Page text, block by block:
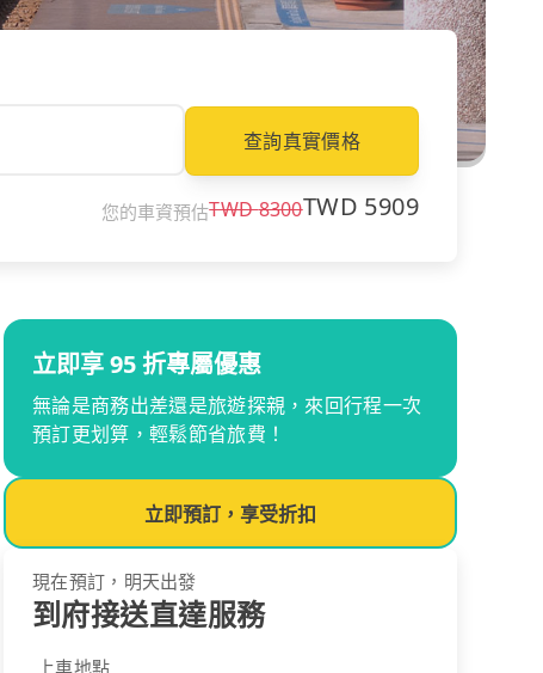
查詢真實價格
您的車資預估TWD8300TWD 5909
立即享 95 折專屬優惠
無論是商務出差還是旅遊探親，來回行程一次
預訂更划算，輕鬆節省旅費！
立即預訂，享受折扣
現在預訂，明天出發
到府接送直達服務
上車地點